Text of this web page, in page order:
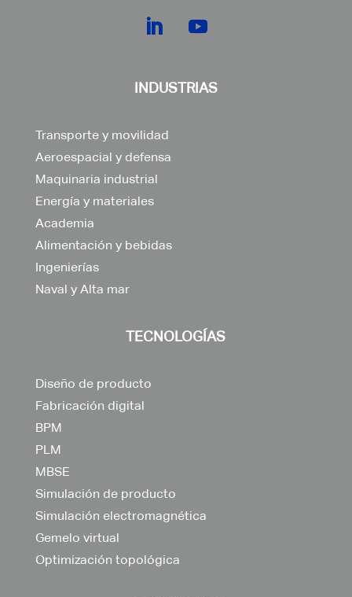
INDUSTRIAS
Transporte y movilidad
Aeroespacial y defensa
Maquinaria industrial
Energía y materiales
Academia
Alimentación y bebidas
Ingenierías
Naval y Alta mar
TECNOLOGÍAS
Diseño de producto
Fabricación digital
BPM
PLM
MBSE
Simulación de producto
Simulación electromagnética
Gemelo virtual
Optimización topológica